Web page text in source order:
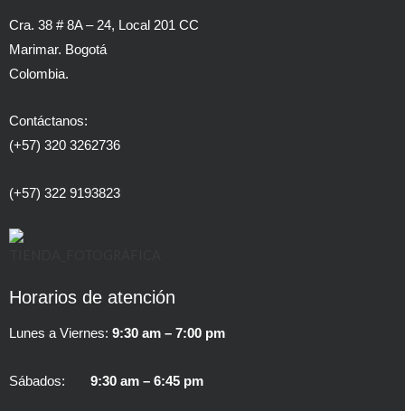
Cra. 38 # 8A – 24, Local 201 CC
Marimar. Bogotá
Colombia.
Contáctanos:
(+57) 320 3262736
(+57) 322 9193823
Horarios de atención
Lunes a Viernes: 9:30 am – 7:00 pm
Sábados: 9:30 am – 6:45 pm